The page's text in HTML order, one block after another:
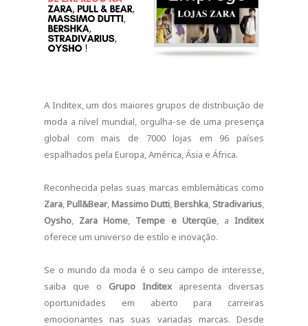
A Inditex, um dos maiores grupos de distribuição de
moda a nível mundial, orgulha-se de uma presença
global com mais de 7000 lojas em 96 países
espalhados pela Europa, América, Ásia e África.
Reconhecida pelas suas marcas emblemáticas como
Zara,Pull&Bear,Massimo Dutti,Bershka,Stradivarius,
Oysho, Zara Home, Tempe e Uterqüe, aInditex
oferece um universo de estilo e inovação.
Se o mundo da moda é o seu campo de interesse,
saiba que o Grupo Inditex apresenta diversas
oportunidades em aberto para carreiras
emocionantes nas suas variadas marcas. Desde